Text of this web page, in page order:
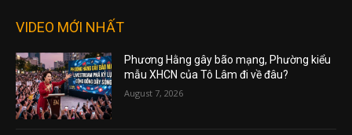
VIDEO MỚI NHẤT
Phương Hằng gây bão mạng, Phường kiểu
mẫu XHCN của Tô Lâm đi về đâu?
August 7, 2026